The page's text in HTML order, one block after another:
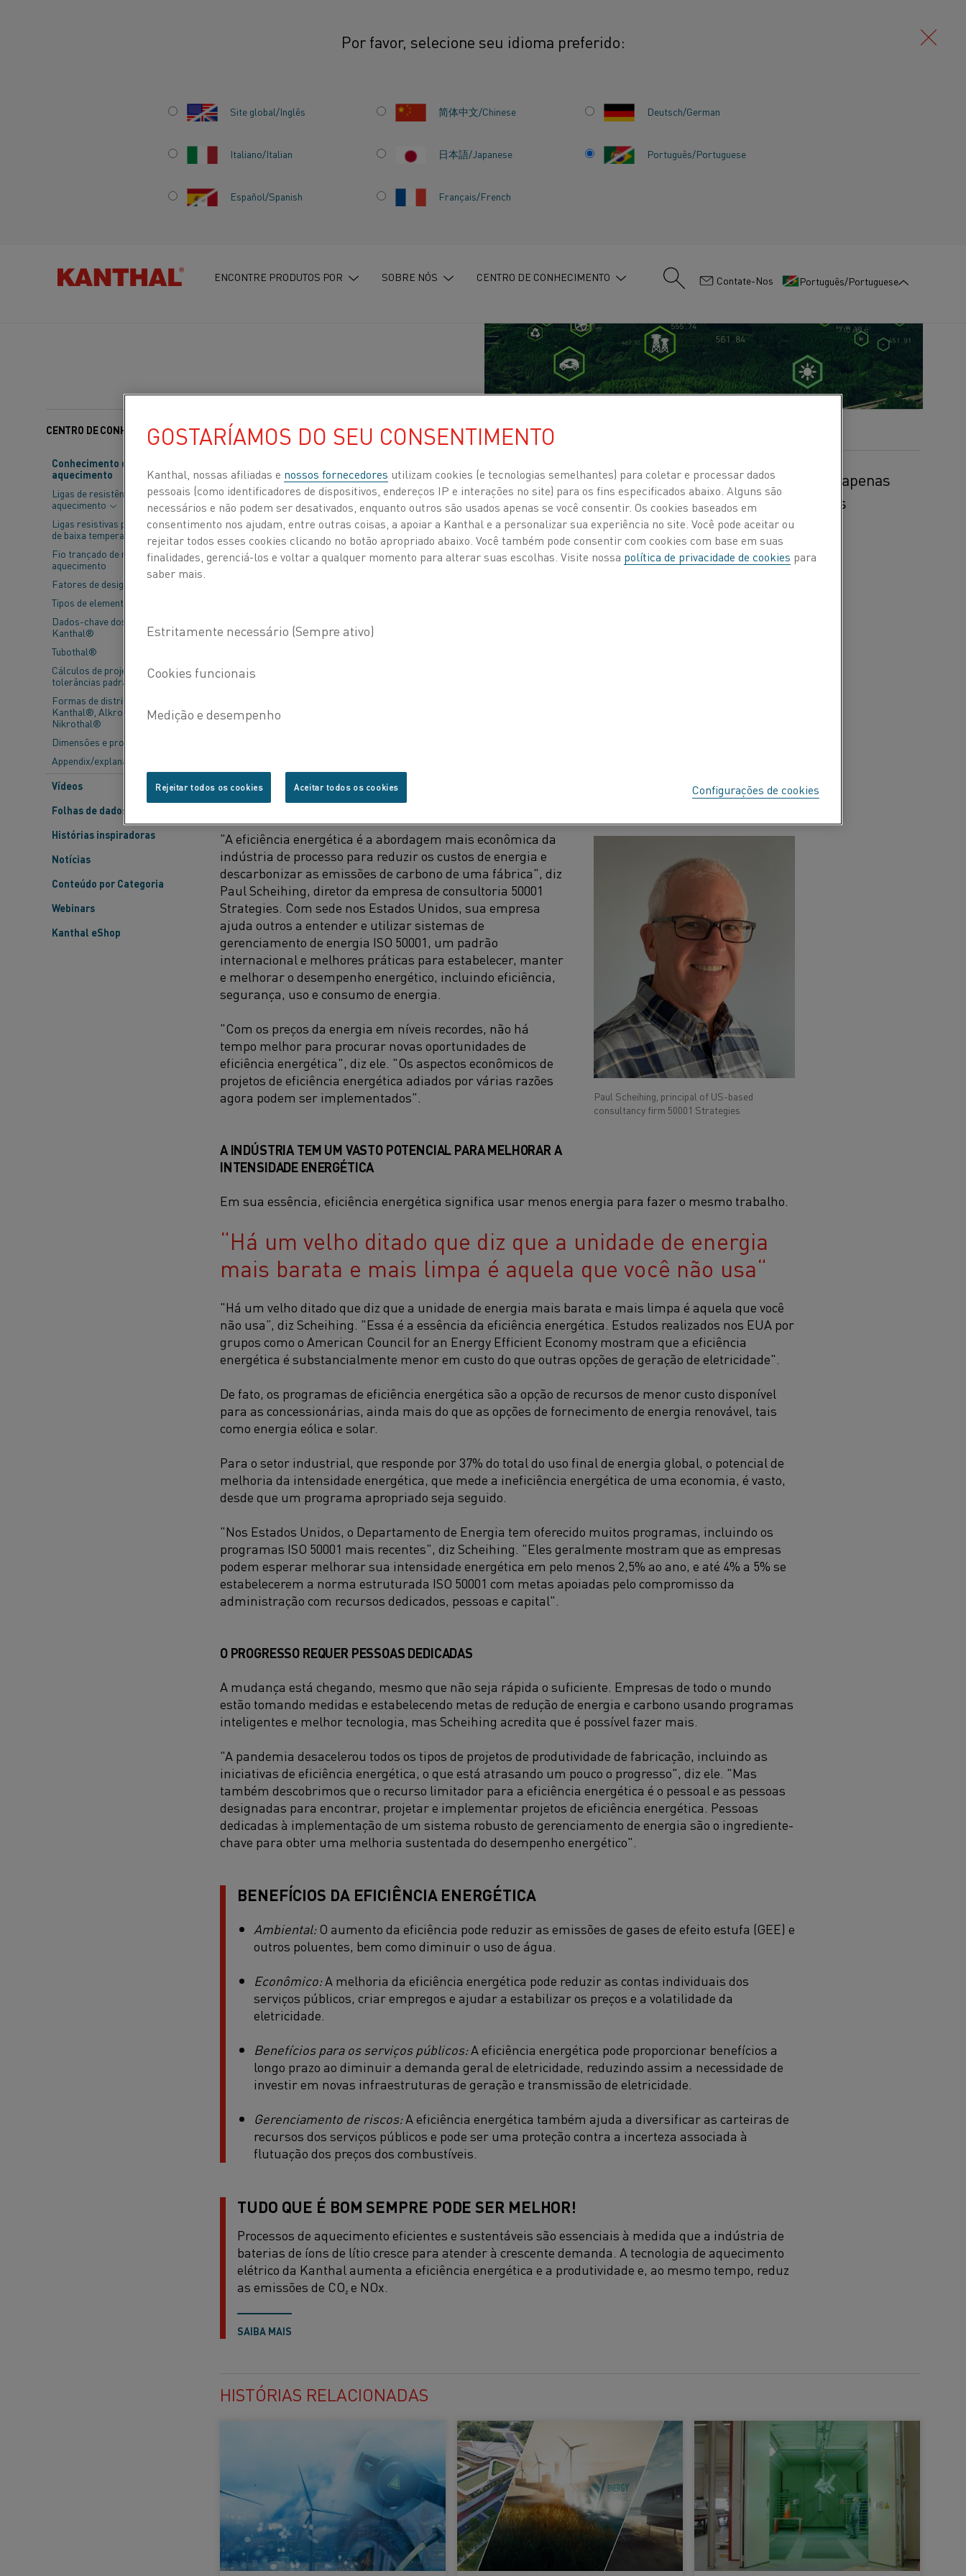
Por favor, selecione seu idioma preferido:
Site global/Inglês 简体中文/Chinese Deutsch/German
Italiano/Italian 日本語/Japanese Português/Portuguese
Español/Spanish Français/French
ENCONTRE PRODUTOS POR SOBRE NÓS CENTRO DE CONHECIMENTO : Contate-Nos Português/Portuguese
Histórias inspiradoras A eficiência energética é a chave para a sustentabilidade
A EFICIÊNCIA
PARA A
CENTRO DE CONHECIMENTO
Conhecimento de material de
aquecimento
Ligas de resistência de
aquecimento
Ligas resistivas para aplicações
de baixa temperatura
Fio trançado de resistência de
aquecimento
Fatores de design
Tipos de elementos
Dados-chave dos elementos
Kanthal®
Tubothal®
Cálculos de projeto e
tolerâncias padrão
Formas de distribuição -
Kanthal®, Alkrothal® e
Nikrothal®
Dimensões e propriedades
Appendix/explanations
Vídeos
Folhas de dados do material
Histórias inspiradoras
Notícias
Conteúdo por Categoria
Webinars
Kanthal eShop
Categorias: Sustentabilidade , Bateria , Aço Publicados 13 set. 2022
Emissões de carbono, preços voláteis da energia, demanda crescente de energia. Estes são apenas
alguns dos desafios que a eficiência energética pode ajudar a resolver na luta por operações
comerciais mais sustentáveis.
A sustentabilidade tornou-se um elemento fundamental para as estratégias de negócios. Em todo o
substancialmente as emissões de CO2 até 2030.
Mas faltando apenas uma década, como as indústrias podem iniciar seus esforços para alcançar
esses objetivos?
A eficiência energética é uma das formas mais rápidas de economizar dinheiro, reduzir as
EFICIÊNCIA ENERGÉTICA – UMA ABORDAGEM ECONÔMICA
Paul Scheihing, principal of US-based
consultancy firm 50001 Strategies
"A eficiência energética é a abordagem mais econômica da
indústria de processo para reduzir os custos de energia e
descarbonizar as emissões de carbono de uma fábrica", diz
Paul Scheihing, diretor da empresa de consultoria 50001
Strategies. Com sede nos Estados Unidos, sua empresa
ajuda outros a entender e utilizar sistemas de
gerenciamento de energia ISO 50001, um padrão
internacional e melhores práticas para estabelecer, manter
e melhorar o desempenho energético, incluindo eficiência,
segurança, uso e consumo de energia.
"Com os preços da energia em níveis recordes, não há
tempo melhor para procurar novas oportunidades de
eficiência energética", diz ele. "Os aspectos econômicos de
projetos de eficiência energética adiados por várias razões
agora podem ser implementados".
A INDÚSTRIA TEM UM VASTO POTENCIAL PARA MELHORAR A
INTENSIDADE ENERGÉTICA
Em sua essência, eficiência energética significa usar menos energia para fazer o mesmo trabalho.
Há um velho ditado que diz que a unidade de energia
mais barata e mais limpa é aquela que você não usa
"Há um velho ditado que diz que a unidade de energia mais barata e mais limpa é aquela que você
não usa”, diz Scheihing. "Essa é a essência da eficiência energética. Estudos realizados nos EUA por
grupos como o American Council for an Energy Efficient Economy mostram que a eficiência
energética é substancialmente menor em custo do que outras opções de geração de eletricidade".
De fato, os programas de eficiência energética são a opção de recursos de menor custo disponível
para as concessionárias, ainda mais do que as opções de fornecimento de energia renovável, tais
como energia eólica e solar.
Para o setor industrial, que responde por 37% do total do uso final de energia global, o potencial de
melhoria da intensidade energética, que mede a ineficiência energética de uma economia, é vasto,
desde que um programa apropriado seja seguido.
"Nos Estados Unidos, o Departamento de Energia tem oferecido muitos programas, incluindo os
programas ISO 50001 mais recentes", diz Scheihing. "Eles geralmente mostram que as empresas
podem esperar melhorar sua intensidade energética em pelo menos 2,5% ao ano, e até 4% a 5% se
estabelecerem a norma estruturada ISO 50001 com metas apoiadas pelo compromisso da
administração com recursos dedicados, pessoas e capital".
O PROGRESSO REQUER PESSOAS DEDICADAS
A mudança está chegando, mesmo que não seja rápida o suficiente. Empresas de todo o mundo
estão tomando medidas e estabelecendo metas de redução de energia e carbono usando programas
inteligentes e melhor tecnologia, mas Scheihing acredita que é possível fazer mais.
"A pandemia desacelerou todos os tipos de projetos de produtividade de fabricação, incluindo as
iniciativas de eficiência energética, o que está atrasando um pouco o progresso", diz ele. "Mas
também descobrimos que o recurso limitador para a eficiência energética é o pessoal e as pessoas
designadas para encontrar, projetar e implementar projetos de eficiência energética. Pessoas
dedicadas à implementação de um sistema robusto de gerenciamento de energia são o ingrediente-
chave para obter uma melhoria sustentada do desempenho energético".
BENEFÍCIOS DA EFICIÊNCIA ENERGÉTICA
Ambiental:O aumento da eficiência pode reduzir as emissões de gases de efeito estufa (GEE) e
outros poluentes, bem como diminuir o uso de água.
Econômico:A melhoria da eficiência energética pode reduzir as contas individuais dos
serviços públicos, criar empregos e ajudar a estabilizar os preços e a volatilidade da
eletricidade.
Benefícios para os serviços públicos:A eficiência energética pode proporcionar benefícios a
longo prazo ao diminuir a demanda geral de eletricidade, reduzindo assim a necessidade de
investir em novas infraestruturas de geração e transmissão de eletricidade.
Gerenciamento de riscos:A eficiência energética também ajuda a diversificar as carteiras de
recursos dos serviços públicos e pode ser uma proteção contra a incerteza associada à
flutuação dos preços dos combustíveis.
TUDO QUE É BOM SEMPRE PODE SER MELHOR!
Processos de aquecimento eficientes e sustentáveis são essenciais à medida que a indústria de
baterias de íons de lítio cresce para atender à crescente demanda. A tecnologia de aquecimento
elétrico da Kanthalaumenta a eficiência energética e a produtividade e, ao mesmo tempo, reduz
as emissões de CO₂ e NOx.
SAIBA MAIS
HISTÓRIAS RELACIONADAS
GOSTARÍAMOS DO SEU CONSENTIMENTO
Kanthal, nossas afiliadas e nossos fornecedores utilizam cookies (e tecnologias semelhantes) para coletar e processar dados
pessoais (como identificadores de dispositivos, endereços IP e interações no site) para os fins especificados abaixo. Alguns são
necessários e não podem ser desativados, enquanto outros são usados apenas se você consentir. Os cookies baseados em
consentimento nos ajudam, entre outras coisas, a apoiar a Kanthal e a personalizar sua experiência no site. Você pode aceitar ou
rejeitar todos esses cookies clicando no botão apropriado abaixo. Você também pode consentir com cookies com base em suas
finalidades, gerenciá-los e voltar a qualquer momento para alterar suas escolhas. Visite nossa política de privacidade de cookies para
saber mais.
Configurações de cookies
Rejeitar todos os cookies Aceitar todos os cookies